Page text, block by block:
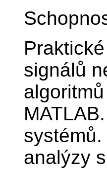
signálů
analýzy